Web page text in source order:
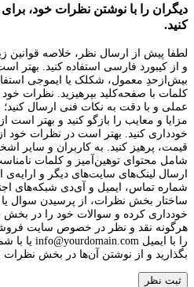
دیگران را با نوشتن نظرات خود،
کنید.
لطفا پیش از ارسال نظر، خلاصه قوانین
بیش‌از‌حدِ معمول، شکلک یا ایموجی
کلمات با صفحه‌کلید بپرهیزید. نظرات
عملی و با دقت به نکات فنی ارسال
مزایا و معایب را بازگو کنید و بهتر
خودداری کنید. بهتر است در نظرات خود
قیمت، پرهیز کنید. به کاربران و سایر
شامل محتوای توهین‌آمیز و کلمات
ارسال لینک‌های سایت‌های دیگر و
شماره تماس، ایمیل و آی‌دی شبکه‌های
ساختار بخش نظرات، از پرسیدن سوال
خودداری کرده و سوالات خود را در
هرگونه نقد و نظر در خصوص سایت
بگذارید و از نوشتن آن‌ها در بخش نظرات
ثبت نظر